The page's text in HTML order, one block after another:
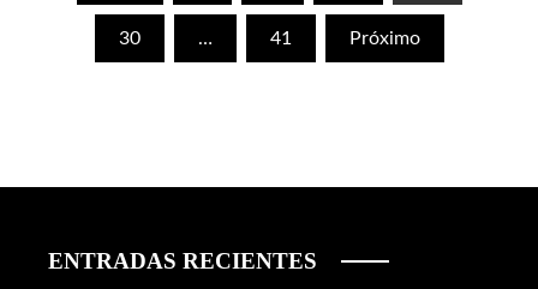
30 … 41 Próximo
ENTRADAS RECIENTES